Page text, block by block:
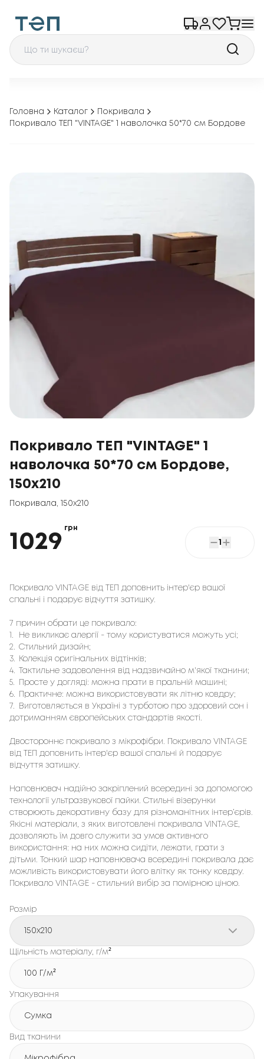
Головна Каталог
Покривала
Покривало ТЕП "VINTAGE" 1 наволочка 50*70 см Бордове
Покривало ТЕП "VINTAGE" 1
наволочка 50*70 см Бордове,
150x210
Покривала 150x210
1029
грн
1
Покривало VINTAGE від ТЕП доповнить інтер'єр вашої
спальні і подарує відчуття затишку.
7 причин обрати це покривало:
Не викликає алергії - тому користуватися можуть усі;
2.
Стильний дизайн;
3.
Колекція оригінальних відтінків;
4.
Тактильне задоволення від надзвичайно м'якої тканини;
5.
Просте у догляді: можна прати в пральній машині;
6.
Практичне: можна використовувати як літню ковдру;
7.
Виготовляється в Україні з турботою про здоровий сон і
дотриманням європейських стандартів якості.
Двостороннє покривало з мікрофібри. Покривало VINTAGE
від ТЕП доповнить інтер'єр вашої спальні й подарує
відчуття затишку.
Наповнювач надійно закріплений всередині за допомогою
технології ультразвукової пайки. Стильні візерунки
створюють декоративну базу для різноманітних інтер’єрів.
Якісні матеріали, з яких виготовлені покривала VINTAGE,
дозволяють їм довго служити за умов активного
використання: на них можна сидіти, лежати, грати з
дітьми. Тонкий шар наповнювача всередині покривала дає
можливість використовувати його влітку як тонку ковдру.
Покривало VINTAGE - стильний вибір за помірною ціною.
Розмір
150x210
Щільність матеріалу, г/м²
100 Г/м²
Упакування
Сумка
Вид тканини